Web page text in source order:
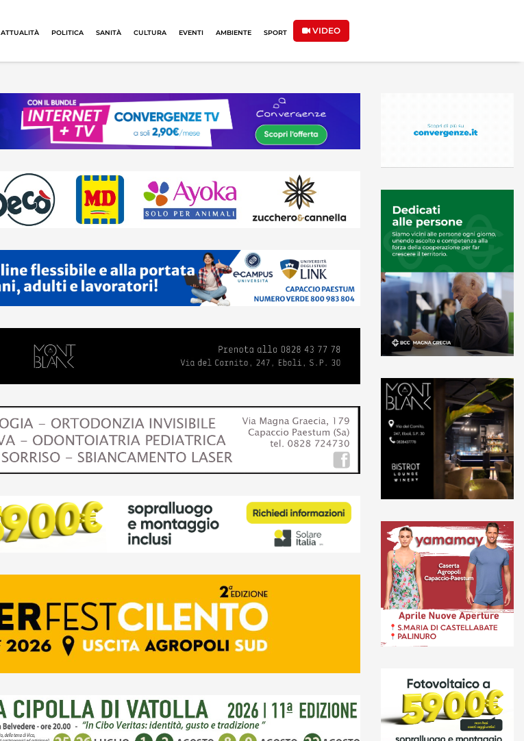
ATTUALITÀ POLITICA SANITÀ CULTURA EVENTI AMBIENTE SPORT VIDEO